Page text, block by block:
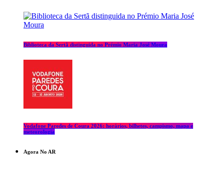
Biblioteca da Sertã distinguida no Prémio Maria José Moura
Vodafone Paredes de Coura 2026: horários, bilhetes, campismo, mapa e
meteorologia
Agora No AR